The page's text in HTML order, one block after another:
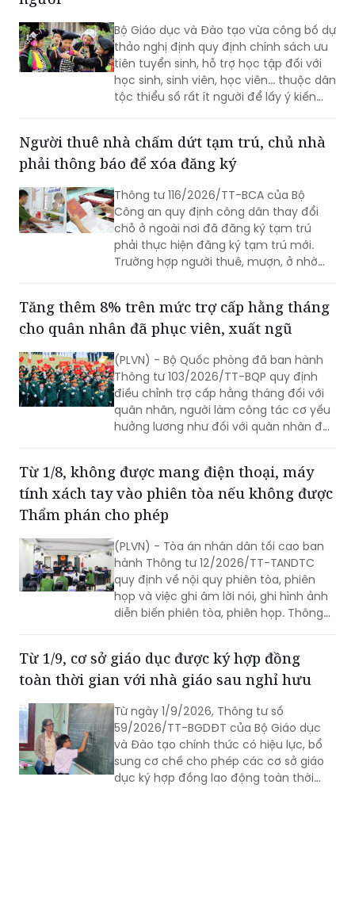
Đề xuất hỗ trợ đến 150% mức lương cơ sở
cho người học thuộc dân tộc thiểu số rất ít
người
Bộ Giáo dục và Đào tạo vừa công bố dự
thảo nghị định quy định chính sách ưu
học sinh, sinh viên, học viên... thuộc dân
tộc thiểu số rất ít người để lấy ý kiến
góp ý.
Người thuê nhà chấm dứt tạm trú, chủ nhà
phải thông báo để xóa đăng ký
Thông tư 116/2026/TT-BCA của Bộ
Công an quy định công dân thay đổi
phải thực hiện đăng ký tạm trú mới.
Trường hợp người thuê, mượn, ở nhờ
chấm dứt việc cư trú, người cho thuê,
cho mượn, cho ở nhờ có trách nhiệm
thông báo cho cơ quan đăng ký cư trú.
Tăng thêm 8% trên mức trợ cấp hằng tháng
cho quân nhân đã phục viên, xuất ngũ
(PLVN) - Bộ Quốc phòng đã ban hành
Thông tư 103/2026/TT-BQP quy định
quân nhân, người làm công tác cơ yếu
hưởng lương như đối với quân nhân đã
phục viên, xuất ngũ, thôi việc.
Từ 1/8, không được mang điện thoại, máy
tính xách tay vào phiên tòa nếu không được
Thẩm phán cho phép
(PLVN) - Tòa án nhân dân tối cao ban
hành Thông tư 12/2026/TT-TANDTC
họp và việc ghi âm lời nói, ghi hình ảnh
diễn biến phiên tòa, phiên họp. Thông
tư 12/2026/TT-TANDTC có hiệu lực từ
Từ 1/9, cơ sở giáo dục được ký hợp đồng
toàn thời gian với nhà giáo sau nghỉ hưu
Từ ngày 1/9/2026, Thông tư số
59/2026/TT-BGDĐT của Bộ Giáo dục